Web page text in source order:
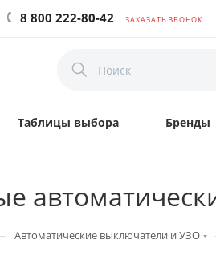
8 800 222-80-42 ЗАКАЗАТЬ ЗВОНОК
Таблицы выбора Бренды
Автоматические выключатели и УЗО